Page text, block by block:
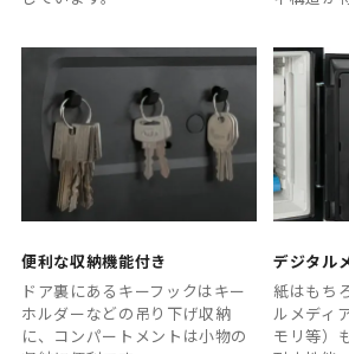
便利な収納機能付き
ドア裏にあるキーフックはキー
ホルダーなどの吊り下げ収納
に、コンパートメントは小物の
デジタル
紙はもち
ルメディ
モリ等）